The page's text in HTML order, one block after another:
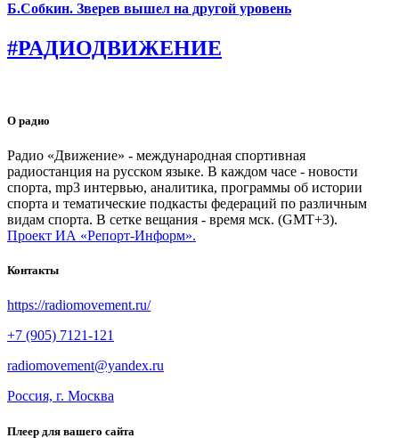
Б.Собкин. Зверев вышел на другой уровень
#РАДИОДВИЖЕНИЕ
О радио
Радио «Движение» - международная спортивная
радиостанция на русском языке. В каждом часе - новости
спорта, mp3 интервью, аналитика, программы об истории
спорта и тематические подкасты федераций по различным
видам спорта. В сетке вещания - время мск. (GMT+3).
Проект ИА «Репорт-Информ».
Контакты
https://radiomovement.ru/
+7 (905) 7121-121
radiomovement@yandex.ru
Россия, г. Москва
Плеер для вашего сайта